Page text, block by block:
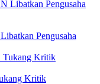
Pengusaha
Kritik